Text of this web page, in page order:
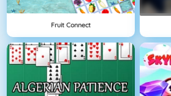
Fruit Connect